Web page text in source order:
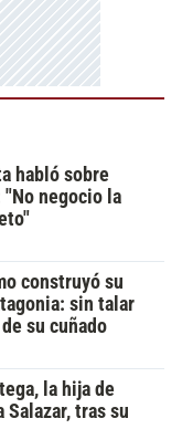
habló sobre
negocio la
construyó su
sin talar
su cuñado
la hija de
Salazar, tras su